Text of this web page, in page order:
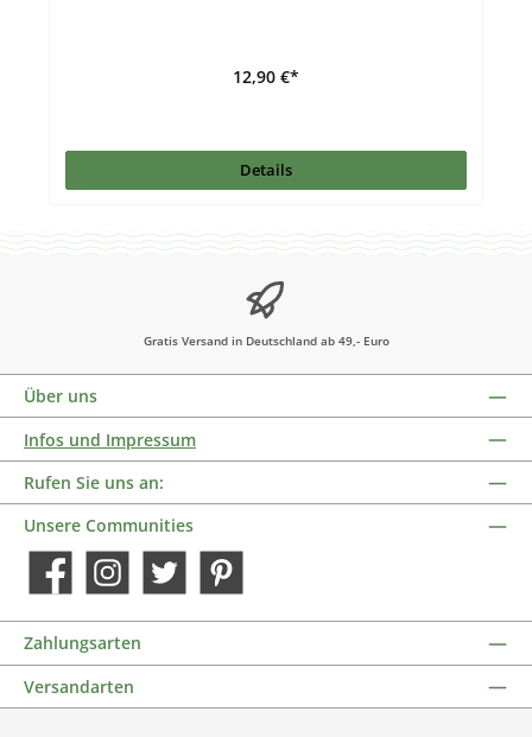
12,90 €*
Details
Gratis Versand in Deutschland ab 49,- Euro
Über uns
Infos und Impressum
Rufen Sie uns an:
Unsere Communities
Facebook Instagram Twitter Pinterest
Zahlungsarten
Versandarten